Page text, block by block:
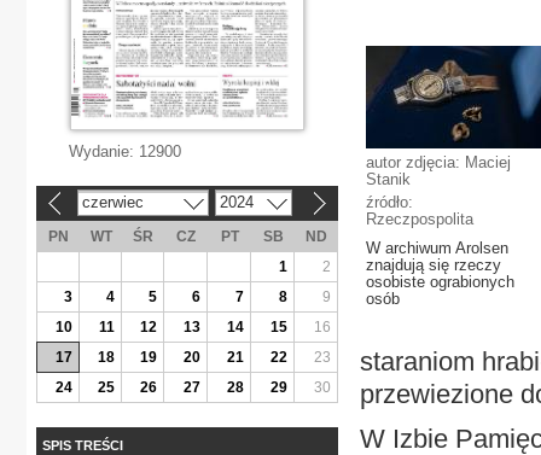
autor zdjęcia: Maciej
Stanik
źródło:
Rzeczpospolita
W archiwum Arolsen
znajdują się rzeczy
osobiste ograbionych
osób
staraniom
przewiezione
W Izbie
Wydanie: 12900
czerwiec 2024
PN WT ŚR CZ PT SB
ND
1
2
3
4 5 6 7 8
9
10
11 12 13 14 15
16
17
18 19 20 21 22
23
24
25 26 27 28 29 30
SPIS TREŚCI